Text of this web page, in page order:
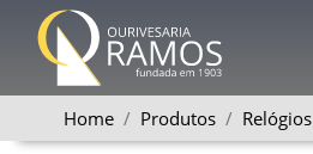
Home Produtos Relógios